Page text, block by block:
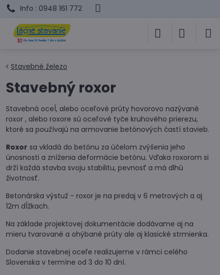
Info : 0948 161 772
Stavebné železo
Stavebný roxor
Stavebná oceĺ, alebo oceľové prúty hovorovo nazývané
roxor , alebo roxore sú oceľové tyče kruhového prierezu,
ktoré sa používajú na armovanie betónových častí stavieb.
Roxor sa vkladá do betónu za účelom zvýšenia jeho
únosnosti a zníženia deformácie betónu. Vďaka roxorom si
drží každá stavba svoju stabilitu, pevnosť a má dlhú
životnosť.
Betonárska výstuž - roxor je na predaj v 6 metrových a aj
12m dĺžkach.
Na základe projektovej dokumentácie dodávame aj na
mieru tvarované a ohýbané prúty ale aj klasické strmienka.
Dodanie stavebnej oceľe realizujeme v rámci celého
Slovenska v termíne od 3 do 10 dní.